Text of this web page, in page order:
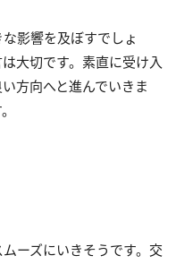
影響を及ぼすでしょ
大切です。素直に受け入
方向へと進んでいきま
ーズにいきそうです。交